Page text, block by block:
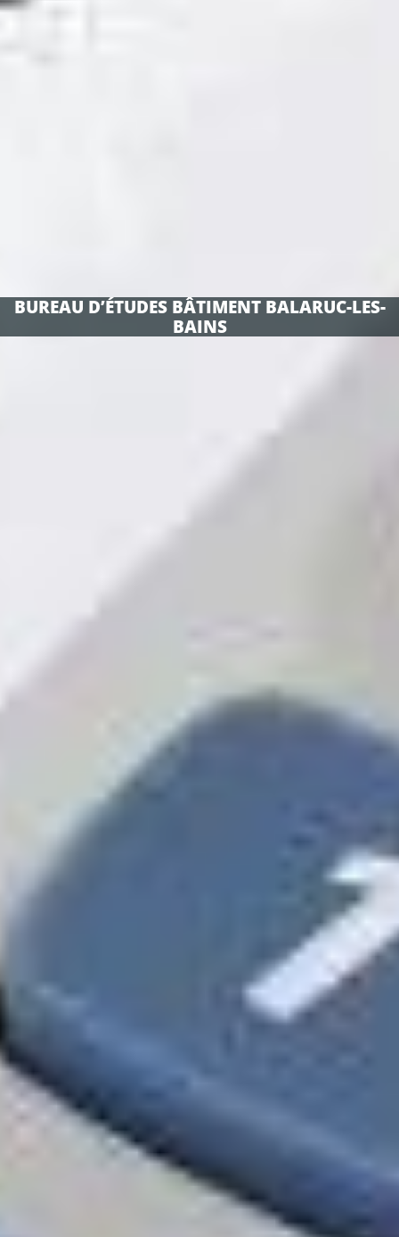
BUREAU D’ÉTUDES BÂTIMENT BALARUC-LES-
BAINS